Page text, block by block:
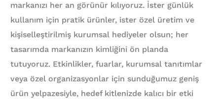
markanızı her an görünür kılıyoruz. İster günlük
kullanım için pratik ürünler, ister özel üretim ve
kişiselleştirilmiş kurumsal hediyeler olsun; her
tasarımda markanızın kimliğini ön planda
tutuyoruz. Etkinlikler, fuarlar, kurumsal tanıtımlar
veya özel organizasyonlar için sunduğumuz geniş
ürün yelpazesiyle, hedef kitlenizde kalıcı bir etki